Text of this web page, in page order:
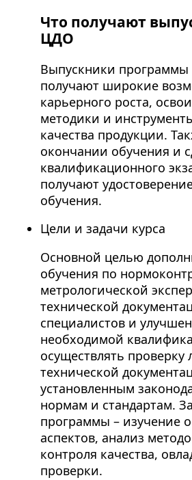
Что получают
ЦДО
Выпускники программы
получают широкие
карьерного роста,
методики и
качества продукции.
окончании обучения и
квалификационного
получают
обучения.
Цели и задачи курса
Основной целью
обучения по
метрологической
технической
специалистов и
необходимой
осуществлять проверку
технической
установленным
нормам и стандартам.
программы – изучение
аспектов, анализ
контроля качества,
проверки.